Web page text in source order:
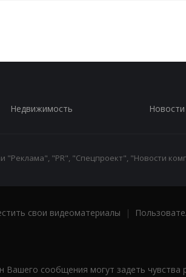
Недвижимость Новости
"PR", "Спецпроект", "Новости
свои видеоматериалы |
сообщения могут задеть чувства